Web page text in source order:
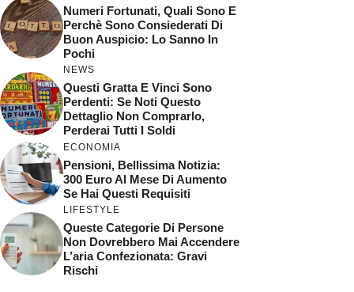
Numeri Fortunati, Quali Sono E
Perchè Sono Consiederati Di
Buon Auspicio: Lo Sanno In
Pochi
NEWS
Questi Gratta E Vinci Sono
Perdenti: Se Noti Questo
Dettaglio Non Comprarlo,
Perderai Tutti I Soldi
ECONOMIA
Pensioni, Bellissima Notizia:
300 Euro Al Mese Di Aumento
Se Hai Questi Requisiti
LIFESTYLE
Queste Categorie Di Persone
Non Dovrebbero Mai Accendere
L’aria Confezionata: Gravi
Rischi